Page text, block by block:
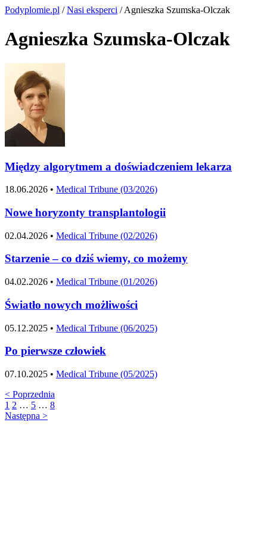
Podyplomie.pl /Nasi eksperci / Agnieszka Szumska-Olczak
Agnieszka Szumska-Olczak
Między algorytmem a doświadczeniem lekarza
18.06.2026 • Medical Tribune (03/2026)
Nowe horyzonty transplantologii
02.04.2026 • Medical Tribune (02/2026)
Starzenie – co dziś wiemy, co możemy
04.02.2026 • Medical Tribune (01/2026)
Światło nowych możliwości
05.12.2025 • Medical Tribune (06/2025)
Po pierwsze człowiek
07.10.2025 • Medical Tribune (05/2025)
< Poprzednia
1 2 … 5 … 8
Następna >